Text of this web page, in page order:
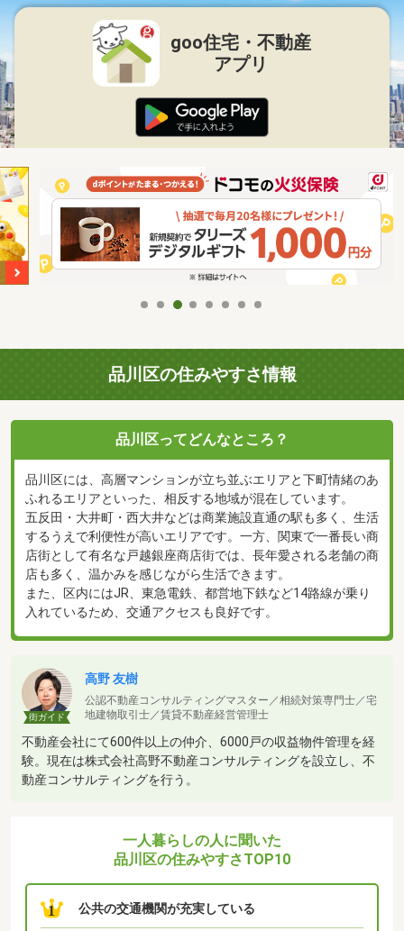
goo住宅・不動産
アプリ
品川区の住みやすさ情報
品川区ってどんなところ？
品川区には、高層マンションが立ち並ぶエリアと下町情緒のあ
ふれるエリアといった、相反する地域が混在しています。
五反田・大井町・西大井などは商業施設直通の駅も多く、生活
するうえで利便性が高いエリアです。一方、関東で一番長い商
店街として有名な戸越銀座商店街では、長年愛される老舗の商
店も多く、温かみを感じながら生活できます。
また、区内にはJR、東急電鉄、都営地下鉄など14路線が乗り
入れているため、交通アクセスも良好です。
街ガイド
高野 友樹
公認不動産コンサルティングマスター／相続対策専門士／宅
地建物取引士／賃貸不動産経営管理士
不動産会社にて600件以上の仲介、6000戸の収益物件管理を経
験。現在は株式会社高野不動産コンサルティングを設立し、不
動産コンサルティングを行う。
一人暮らしの人に聞いた
品川区の住みやすさTOP10
1 公共の交通機関が充実している